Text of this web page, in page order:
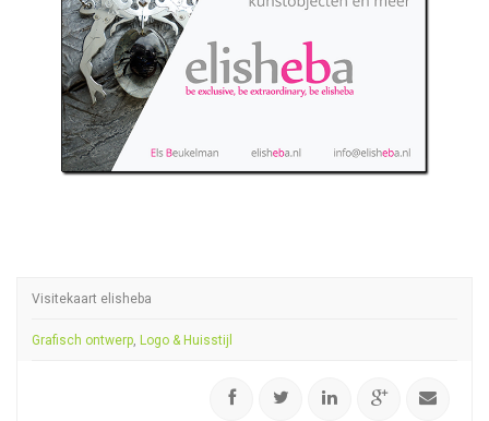
Visitekaart elisheba
Grafisch ontwerp, Logo & Huisstijl